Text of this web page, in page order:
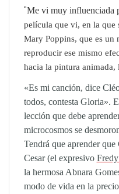
“Me vi muy influenciada
película que vi, en la que
Mary Poppins, que es un
reproducir ese mismo
hacia la pintura
«Es mi canción, dice
todos, contesta Gloria».
lección que debe
microcosmos se
Tendrá que aprender
Cesar (el expresivo
la hermosa Abnara
modo de vida en la